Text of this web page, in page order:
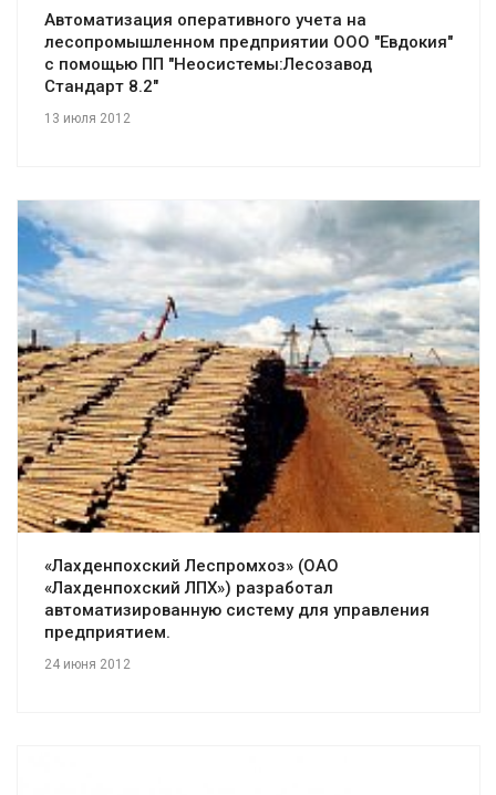
Автоматизация оперативного учета на
лесопромышленном предприятии ООО "Евдокия"
с помощью ПП "Неосистемы:Лесозавод
Стандарт 8.2"
13 июля 2012
Смотреть проект
«Лахденпохский Леспромхоз» (ОАО
«Лахденпохский ЛПХ») разработал
автоматизированную систему для управления
предприятием.
24 июня 2012